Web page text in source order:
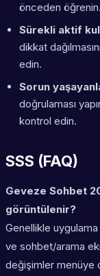
önceden öğrenin.
Sürekli aktif
dikkat
edin.
Sorun
doğrulaması
kontrol edin.
SSS (FAQ)
Geveze Sohbet
görüntülenir?
Genellikle uygulama
ve sohbet/arama
değişimler menüye